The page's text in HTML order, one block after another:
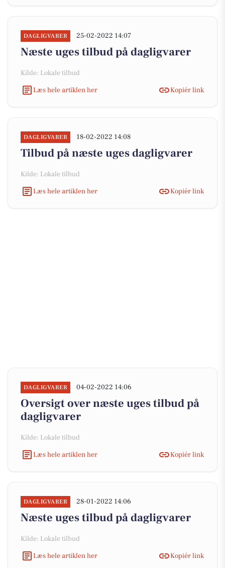
DAGLIGVARER 25-02-2022 14:07
Næste uges tilbud på dagligvarer
Kilde: Lokale tilbud
Læs hele artiklen her
Kopiér link
DAGLIGVARER 18-02-2022 14:08
Tilbud på næste uges dagligvarer
Kilde: Lokale tilbud
Læs hele artiklen her
Kopiér link
DAGLIGVARER 04-02-2022 14:06
Oversigt over næste uges tilbud på
dagligvarer
Kilde: Lokale tilbud
Læs hele artiklen her
Kopiér link
DAGLIGVARER 28-01-2022 14:06
Næste uges tilbud på dagligvarer
Kilde: Lokale tilbud
Læs hele artiklen her
Kopiér link